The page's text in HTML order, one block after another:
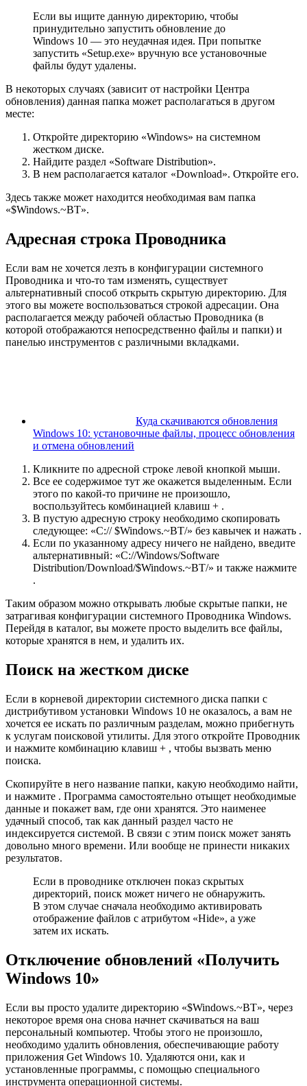
Если вы ищите данную директорию, чтобы
принудительно запустить обновление до
Windows 10 — это неудачная идея. При попытке
запустить «Setup.exe» вручную все установочные
файлы будут удалены.
В некоторых случаях (зависит от настройки Центра
обновления) данная папка может располагаться в другом
месте:
Откройте директорию «Windows» на системном
жестком диске.
Найдите раздел «Software Distribution».
В нем располагается каталог «Download». Откройте его.
Здесь также может находится необходимая вам папка
«$Windows.~BT».
Адресная строка Проводника
Если вам не хочется лезть в конфигурации системного
Проводника и что-то там изменять, существует
альтернативный способ открыть скрытую директорию. Для
этого вы можете воспользоваться строкой адресации. Она
располагается между рабочей областью Проводника (в
которой отображаются непосредственно файлы и папки) и
панелью инструментов с различными вкладками.
Куда скачиваются обновления
Windows 10: установочные файлы, процесс обновления
и отмена обновлений
Кликните по адресной строке левой кнопкой мыши.
Все ее содержимое тут же окажется выделенным. Если
этого по какой-то причине не произошло,
воспользуйтесь комбинацией клавиш + .
В пустую адресную строку необходимо скопировать
следующее: «C:// $Windows.~BT/» без кавычек и нажать .
Если по указанному адресу ничего не найдено, введите
альтернативный: «C://Windows/Software
Distribution/Download/$Windows.~BT/» и также нажмите
.
Таким образом можно открывать любые скрытые папки, не
затрагивая конфигурации системного Проводника Windows.
Перейдя в каталог, вы можете просто выделить все файлы,
которые хранятся в нем, и удалить их.
Поиск на жестком диске
Если в корневой директории системного диска папки с
дистрибутивом установки Windows 10 не оказалось, а вам не
хочется ее искать по различным разделам, можно прибегнуть
к услугам поисковой утилиты. Для этого откройте Проводник
и нажмите комбинацию клавиш + , чтобы вызвать меню
поиска.
Скопируйте в него название папки, какую необходимо найти,
и нажмите . Программа самостоятельно отыщет необходимые
данные и покажет вам, где они хранятся. Это наименее
удачный способ, так как данный раздел часто не
индексируется системой. В связи с этим поиск может занять
довольно много времени. Или вообще не принести никаких
результатов.
Если в проводнике отключен показ скрытых
директорий, поиск может ничего не обнаружить.
В этом случае сначала необходимо активировать
отображение файлов с атрибутом «Hide», а уже
затем их искать.
Отключение обновлений «Получить
Windows 10»
Если вы просто удалите директорию «$Windows.~BT», через
некоторое время она снова начнет скачиваться на ваш
персональный компьютер. Чтобы этого не произошло,
необходимо удалить обновления, обеспечивающие работу
приложения Get Windows 10. Удаляются они, как и
установленные программы, с помощью специального
инструмента операционной системы.